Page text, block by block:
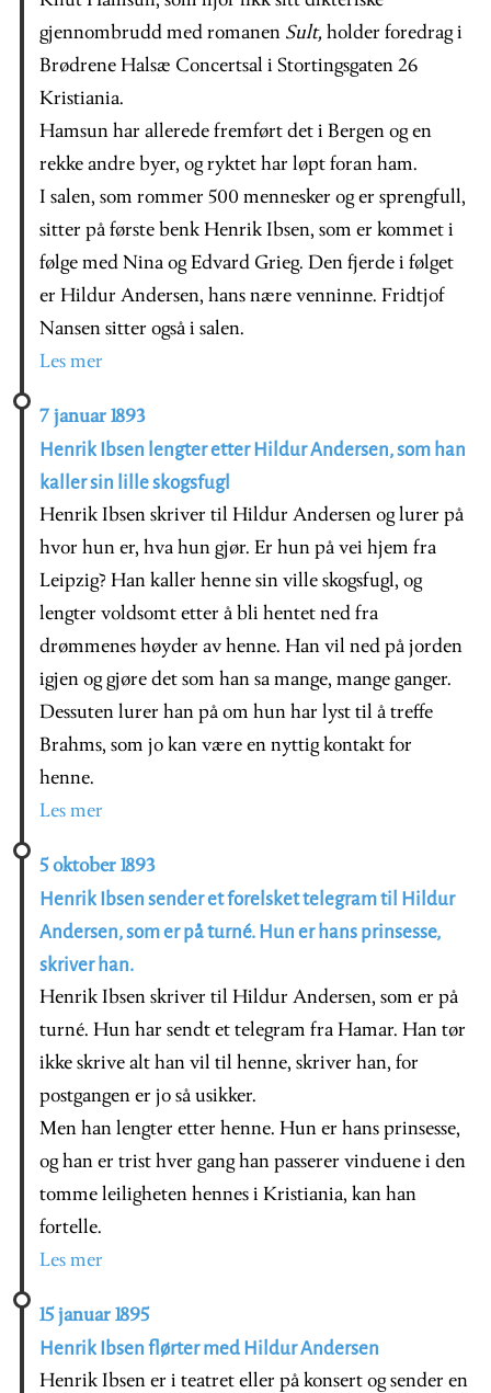
gjennombrudd med romanen Sult, holder foredrag i
Brødrene Halsæ Concertsal i Stortingsgaten 26
Kristiania.
Hamsun har allerede fremført det i Bergen og en
rekke andre byer, og ryktet har løpt foran ham.
I salen, som rommer 500 mennesker og er sprengfull,
sitter på første benk Henrik Ibsen, som er kommet i
følge med Nina og Edvard Grieg. Den fjerde i følget
er Hildur Andersen, hans nære venninne. Fridtjof
Nansen sitter også i salen.
Les mer
7 januar 1893
Henrik Ibsen lengter etter Hildur Andersen, som han
kaller sin lille skogsfugl
Henrik Ibsen skriver til Hildur Andersen og lurer på
hvor hun er, hva hun gjør. Er hun på vei hjem fra
Leipzig? Han kaller henne sin ville skogsfugl, og
lengter voldsomt etter å bli hentet ned fra
drømmenes høyder av henne. Han vil ned på jorden
igjen og gjøre det som han sa mange, mange ganger.
Dessuten lurer han på om hun har lyst til å treffe
Brahms, som jo kan være en nyttig kontakt for
henne.
Les mer
5 oktober 1893
Henrik Ibsen sender et forelsket telegram til Hildur
Andersen, som er på turné. Hun er hans prinsesse,
skriver han.
Henrik Ibsen skriver til Hildur Andersen, som er på
turné. Hun har sendt et telegram fra Hamar. Han tør
ikke skrive alt han vil til henne, skriver han, for
postgangen er jo så usikker.
Men han lengter etter henne. Hun er hans prinsesse,
og han er trist hver gang han passerer vinduene i den
tomme leiligheten hennes i Kristiania, kan han
fortelle.
Les mer
15 januar 1895
Henrik Ibsen flørter med Hildur Andersen
Henrik Ibsen er i teatret eller på konsert og sender en